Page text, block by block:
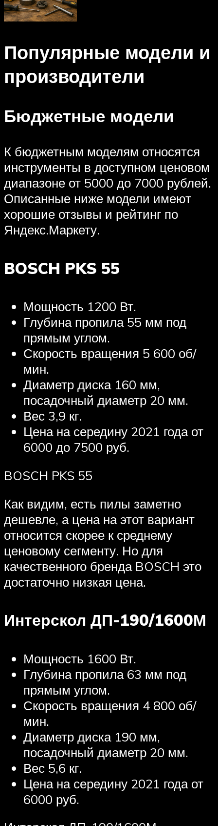
Популярные модели и
производители
Бюджетные модели
К бюджетным моделям относятся
инструменты в доступном ценовом
диапазоне от 5000 до 7000 рублей.
Описанные ниже модели имеют
хорошие отзывы и рейтинг по
Яндекс.Маркету.
BOSCH PKS 55
Мощность 1200 Вт.
Глубина пропила 55 мм под
прямым углом.
Скорость вращения 5 600 об/
мин.
Диаметр диска 160 мм,
посадочный диаметр 20 мм.
Вес 3,9 кг.
Цена на середину 2021 года от
6000 до 7500 руб.
BOSCH PKS 55
Как видим, есть пилы заметно
дешевле, а цена на этот вариант
относится скорее к среднему
ценовому сегменту. Но для
качественного бренда BOSCH это
достаточно низкая цена.
Интерскол ДП-190/1600М
Мощность 1600 Вт.
Глубина пропила 63 мм под
прямым углом.
Скорость вращения 4 800 об/
мин.
Диаметр диска 190 мм,
посадочный диаметр 20 мм.
Вес 5,6 кг.
Цена на середину 2021 года от
6000 руб.